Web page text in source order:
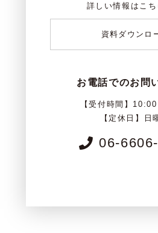
詳しい情報はこち
資料ダウンロ
お電話でのお問
【受付時間】
【定休日】日
06-